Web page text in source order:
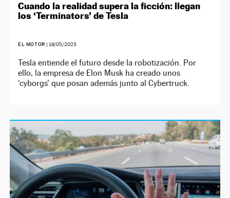
Cuando la realidad supera la ficción: llegan
los ‘Terminators’ de Tesla
EL MOTOR | 19/05/2023
Tesla entiende el futuro desde la robotización. Por
ello, la empresa de Elon Musk ha creado unos
‘cyborgs’ que posan además junto al Cybertruck.